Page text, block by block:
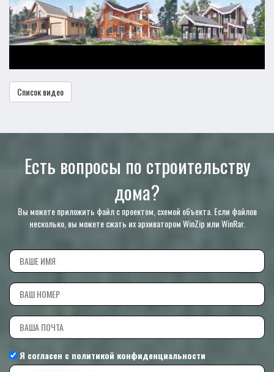
Список видео
Есть вопросы по строительству
дома?
Вы можете приложить файл с проектом, схемой объекта. Если файлов
несколько, вы можете сжать их архиватором WinZip или WinRar.
Я согласен с политикой конфиденциальности